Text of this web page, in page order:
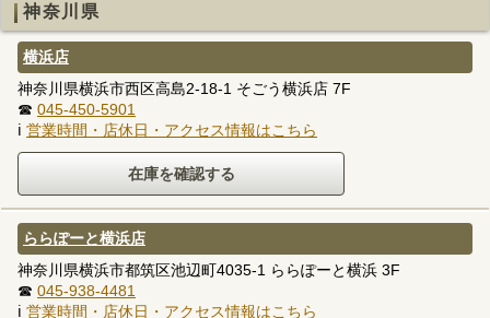
神奈川県
横浜店
神奈川県横浜市西区高島2-18-1 そごう横浜店 7F
☎ 045-450-5901
ℹ 営業時間・店休日・アクセス情報はこちら
ららぽーと横浜店
神奈川県横浜市都筑区池辺町4035-1 ららぽーと横浜 3F
☎ 045-938-4481
ℹ 営業時間・店休日・アクセス情報はこちら